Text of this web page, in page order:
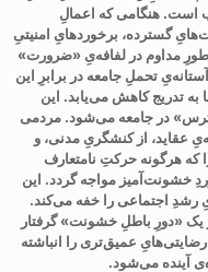
است. هنگامی که اعمالِ
گسترده، برخوردهایِ امنیتیِ
طورِ مداوم در لفافه‌یِ «ضرورت»
تحملِ جامعه در برابرِ این
به تدریج کاهش می‌یابد. این
در جامعه می‌شود. مردمی
عقاید، از کنشگریِ مدنی، و
هرگونه حرکتِ نامتعارف
خشونت‌آمیز مواجه گردد. این
رشدِ اجتماعی را خفه می‌کند.
یک «دورِ باطلِ خشونت» گرفتار
عمیق‌تری را انباشته
آینده می‌شود.